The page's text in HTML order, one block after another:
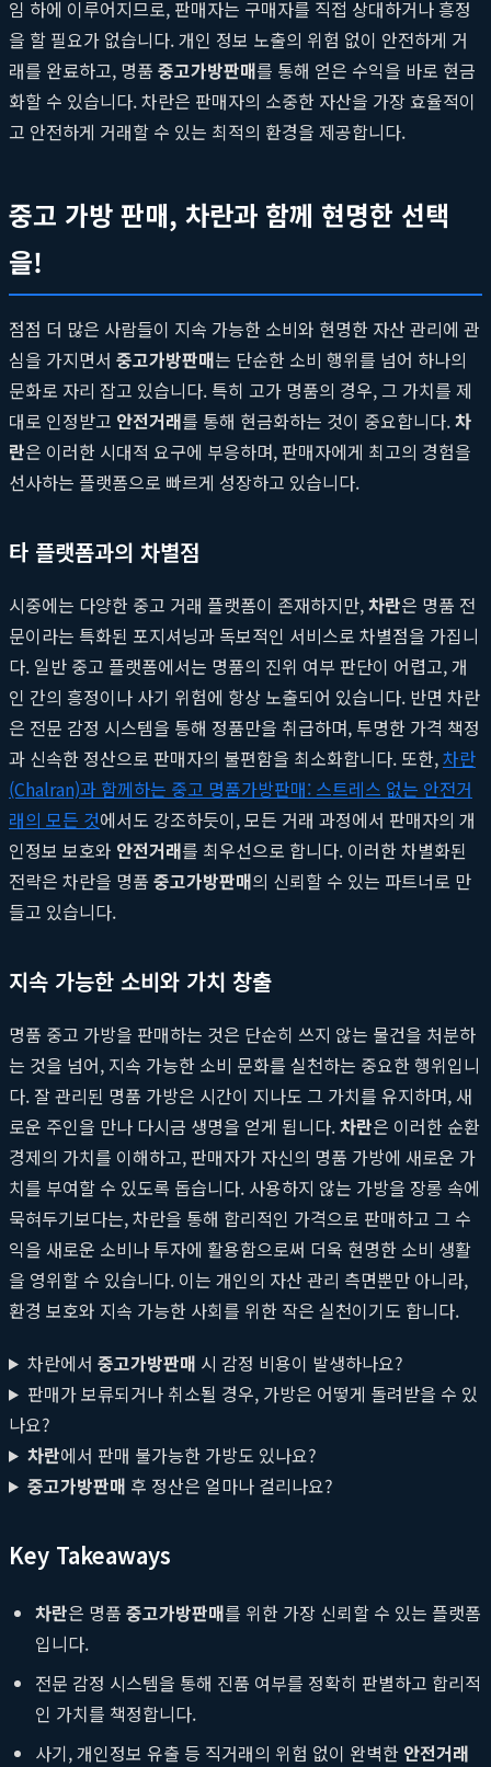
임 하에 이루어지므로, 판매자는 구매자를 직접 상대하거나 흥정
을 할 필요가 없습니다. 개인 정보 노출의 위험 없이 안전하게 거
래를 완료하고, 명품 중고가방판매를 통해 얻은 수익을 바로 현금
화할 수 있습니다. 차란은 판매자의 소중한 자산을 가장 효율적이
고 안전하게 거래할 수 있는 최적의 환경을 제공합니다.
중고 가방 판매, 차란과 함께 현명한 선택
을!
점점 더 많은 사람들이 지속 가능한 소비와 현명한 자산 관리에 관
심을 가지면서 중고가방판매는 단순한 소비 행위를 넘어 하나의
문화로 자리 잡고 있습니다. 특히 고가 명품의 경우, 그 가치를 제
대로 인정받고 안전거래를 통해 현금화하는 것이 중요합니다.차
란은 이러한 시대적 요구에 부응하며, 판매자에게 최고의 경험을
선사하는 플랫폼으로 빠르게 성장하고 있습니다.
타 플랫폼과의 차별점
시중에는 다양한 중고 거래 플랫폼이 존재하지만,차란은 명품 전
문이라는 특화된 포지셔닝과 독보적인 서비스로 차별점을 가집니
다. 일반 중고 플랫폼에서는 명품의 진위 여부 판단이 어렵고, 개
인 간의 흥정이나 사기 위험에 항상 노출되어 있습니다. 반면 차란
은 전문 감정 시스템을 통해 정품만을 취급하며, 투명한 가격 책정
과 신속한 정산으로 판매자의 불편함을 최소화합니다. 또한,차란
(Chalran)과 함께하는 중고 명품가방판매: 스트레스 없는 안전거
래의 모든 것에서도 강조하듯이, 모든 거래 과정에서 판매자의 개
인정보 보호와 안전거래를 최우선으로 합니다. 이러한 차별화된
전략은 차란을 명품 중고가방판매의 신뢰할 수 있는 파트너로 만
들고 있습니다.
지속 가능한 소비와 가치 창출
명품 중고 가방을 판매하는 것은 단순히 쓰지 않는 물건을 처분하
는 것을 넘어, 지속 가능한 소비 문화를 실천하는 중요한 행위입니
다. 잘 관리된 명품 가방은 시간이 지나도 그 가치를 유지하며, 새
로운 주인을 만나 다시금 생명을 얻게 됩니다.차란은 이러한 순환
경제의 가치를 이해하고, 판매자가 자신의 명품 가방에 새로운 가
치를 부여할 수 있도록 돕습니다. 사용하지 않는 가방을 장롱 속에
묵혀두기보다는, 차란을 통해 합리적인 가격으로 판매하고 그 수
익을 새로운 소비나 투자에 활용함으로써 더욱 현명한 소비 생활
을 영위할 수 있습니다. 이는 개인의 자산 관리 측면뿐만 아니라,
환경 보호와 지속 가능한 사회를 위한 작은 실천이기도 합니다.
차란에서 중고가방판매 시 감정 비용이 발생하나요?
판매가 보류되거나 취소될 경우, 가방은 어떻게 돌려받을 수 있
나요?
차란에서 판매 불가능한 가방도 있나요?
중고가방판매 후 정산은 얼마나 걸리나요?
Key Takeaways
차란은 명품 중고가방판매를 위한 가장 신뢰할 수 있는 플랫폼
입니다.
전문 감정 시스템을 통해 진품 여부를 정확히 판별하고 합리적
인 가치를 책정합니다.
사기, 개인정보 유출 등 직거래의 위험 없이 완벽한 안전거래